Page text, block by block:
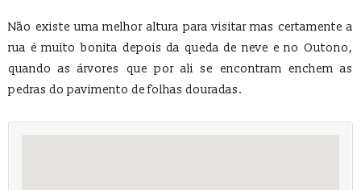
Não existe uma melhor altura para visitar mas certamente a
rua é muito bonita depois da queda de neve e no Outono,
quando as árvores que por ali se encontram enchem as
pedras do pavimento de folhas douradas.